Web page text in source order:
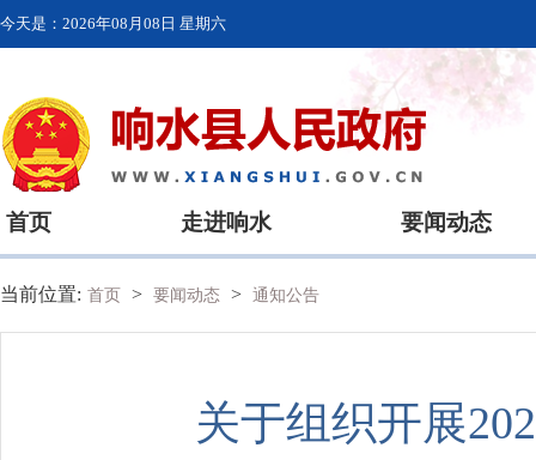
今天是： 2026年08月08日 星期六
首页 走进响水 要闻动态
当前位置: 首页 > 要闻动态 > 通知公告
关于组织开展